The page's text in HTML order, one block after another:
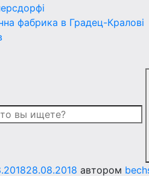
фабрика в Градец-Краловi
28.08.2018 автором